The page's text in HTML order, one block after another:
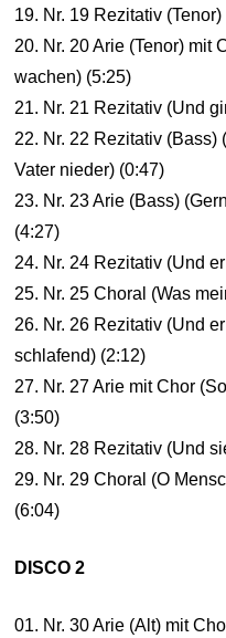
19. Nr. 19 Rezitativ
20. Nr. 20 Arie (Tenor) mit
wachen) (5:25)
21. Nr. 21 Rezitativ (Und
22. Nr. 22 Rezitativ
Vater nieder) (0:47)
23. Nr. 23 Arie (Bass)
(4:27)
24. Nr. 24 Rezitativ (Und
25. Nr. 25 Choral (Was
26. Nr. 26 Rezitativ (Und
schlafend) (2:12)
27. Nr. 27 Arie mit Chor
(3:50)
28. Nr. 28 Rezitativ (Und
29. Nr. 29 Choral (O
(6:04)
DISCO 2
01. Nr. 30 Arie (Alt) mit